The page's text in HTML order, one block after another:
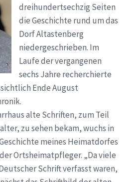
dreihundertsechzig Seiten
die Geschichte rund um das
Dorf Altastenberg
niedergeschrieben. Im
Laufe der vergangenen
sechs Jahre recherchierte
Ende August
alte Schriften, zum Teil
zu sehen bekam, wuchs in
meines Heimatdorfes
Ortsheimatpfleger. „Da viele
Schrift verfasst waren,